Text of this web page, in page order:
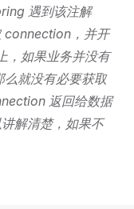
遇到该注解
connection，并开
，如果业务并没有
么就没有必要获取
返回给数据
解清楚，如果不